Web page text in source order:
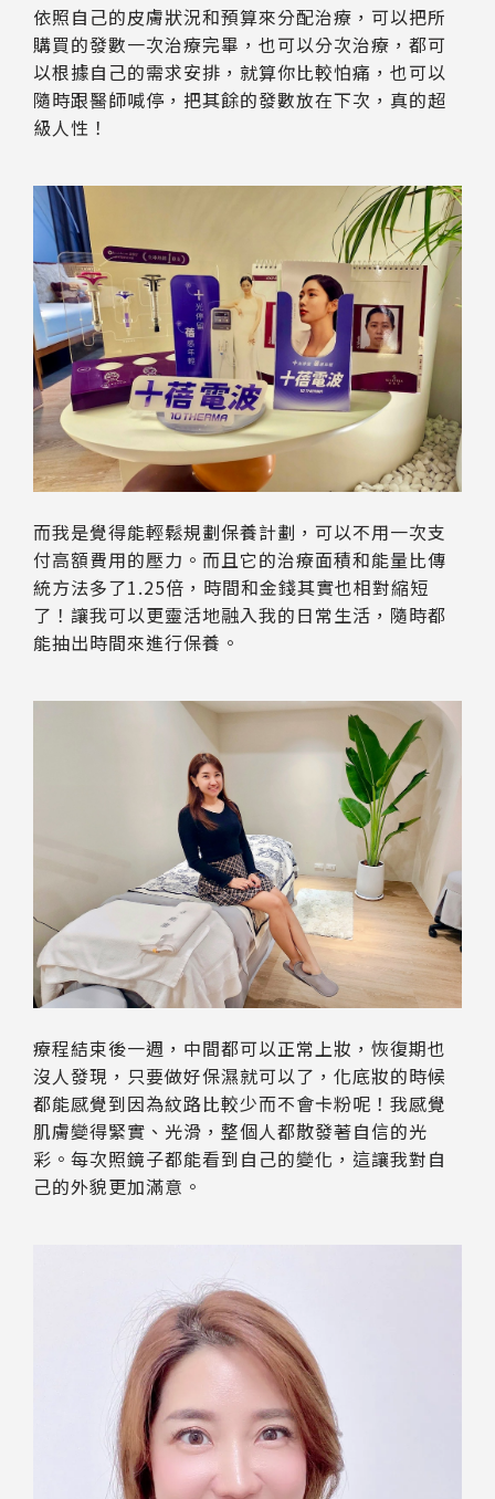
依照自己的皮膚狀況和預算來分配治療，可以把所
購買的發數一次治療完畢，也可以分次治療，都可
以根據自己的需求安排，就算你比較怕痛，也可以
隨時跟醫師喊停，把其餘的發數放在下次，真的超
級人性！
而我是覺得能輕鬆規劃保養計劃，可以不用一次支
付高額費用的壓力。而且它的治療面積和能量比傳
統方法多了1.25倍，時間和金錢其實也相對縮短
了！讓我可以更靈活地融入我的日常生活，隨時都
能抽出時間來進行保養。
療程結束後一週，中間都可以正常上妝，恢復期也
沒人發現，只要做好保濕就可以了，化底妝的時候
都能感覺到因為紋路比較少而不會卡粉呢！我感覺
肌膚變得緊實、光滑，整個人都散發著自信的光
彩。每次照鏡子都能看到自己的變化，這讓我對自
己的外貌更加滿意。